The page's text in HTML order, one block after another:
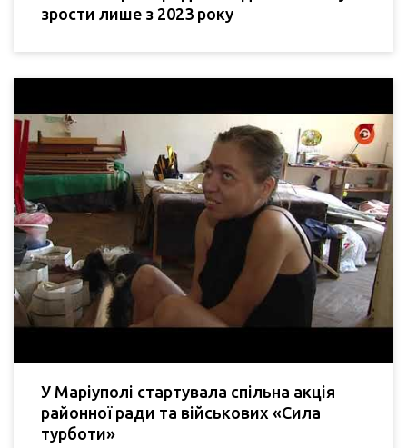
зрости лише з 2023 року
У Маріуполі стартувала спільна акція
районної ради та військових «Сила
турботи»